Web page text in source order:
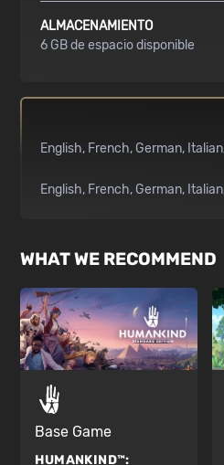
ALMACENAMIENTO
6 GB de espacio disponible
English French German Italian
English French German Italian
WHAT WE RECOMMEND
Base Game
HUMANKIND™: